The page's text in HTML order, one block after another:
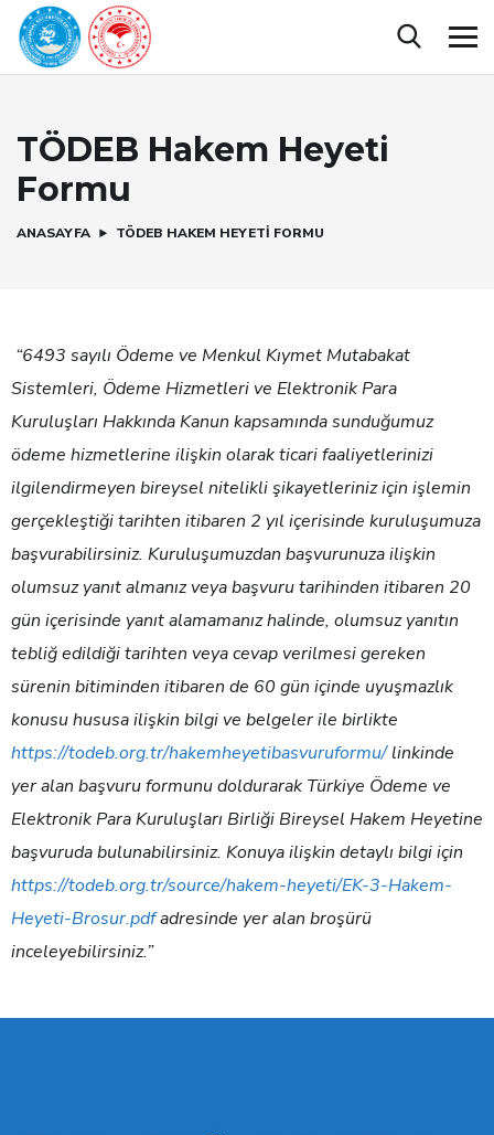
TÖDEB Hakem Heyeti
Formu
ANASAYFA TÖDEB HAKEM HEYETI FORMU
“6493 sayılı Ödeme ve Menkul Kıymet Mutabakat
Sistemleri, Ödeme Hizmetleri ve Elektronik Para
Kuruluşları Hakkında Kanun kapsamında sunduğumuz
ödeme hizmetlerine ilişkin olarak ticari faaliyetlerinizi
ilgilendirmeyen bireysel nitelikli şikayetleriniz için işlemin
gerçekleştiği tarihten itibaren 2 yıl içerisinde kuruluşumuza
başvurabilirsiniz. Kuruluşumuzdan başvurunuza ilişkin
olumsuz yanıt almanız veya başvuru tarihinden itibaren 20
gün içerisinde yanıt alamamanız halinde, olumsuz yanıtın
tebliğ edildiği tarihten veya cevap verilmesi gereken
sürenin bitiminden itibaren de 60 gün içinde uyuşmazlık
konusu hususa ilişkin bilgi ve belgeler ile birlikte
https://todeb.org.tr/hakemheyetibasvuruformu/linkinde
yer alan başvuru formunu doldurarak Türkiye Ödeme ve
Elektronik Para Kuruluşları Birliği Bireysel Hakem Heyetine
başvuruda bulunabilirsiniz. Konuya ilişkin detaylı bilgi için
https://todeb.org.tr/source/hakem-heyeti/EK-3-Hakem-
Heyeti-Brosur.pdfadresinde yer alan broşürü
inceleyebilirsiniz.”